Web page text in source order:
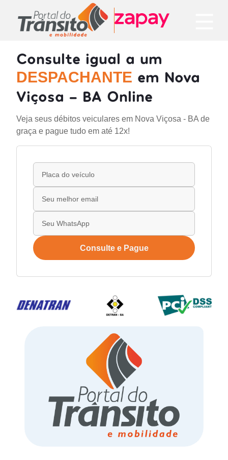
Consulte igual a um
DESPACHANTE em Nova
Viçosa - BA Online
Veja seus débitos veiculares em Nova Viçosa - BA de
graça e pague tudo em até 12x!
Consulte e Pague